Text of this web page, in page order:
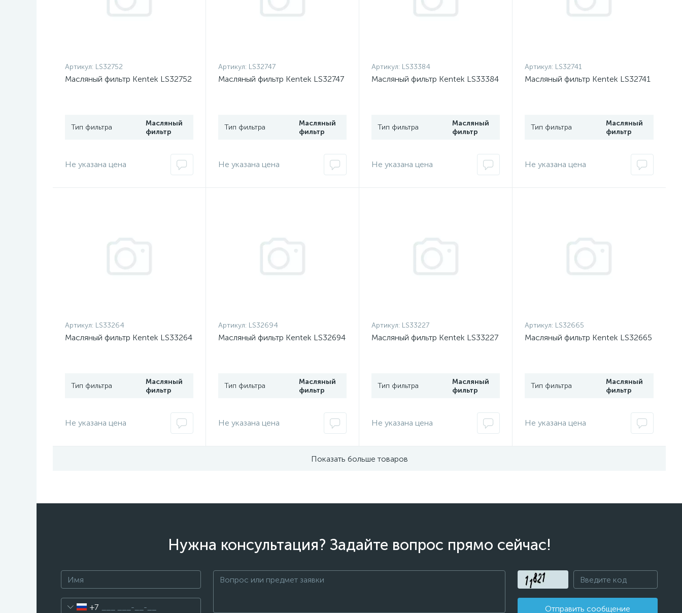
Артикул: LS32752
Масляный фильтр Kentek LS32752
Тип фильтра
Масляный
фильтр
Не указана цена
Артикул: LS32747
Масляный фильтр Kentek LS32747
Тип фильтра
Масляный
фильтр
Не указана цена
Артикул: LS33384
Масляный фильтр Kentek LS33384
Тип фильтра
Масляный
фильтр
Не указана цена
Артикул: LS32741
Масляный фильтр Kentek LS32741
Тип фильтра
Масляный
фильтр
Не указана цена
Артикул: LS33264
Масляный фильтр Kentek LS33264
Тип фильтра
Масляный
фильтр
Не указана цена
Артикул: LS32694
Масляный фильтр Kentek LS32694
Тип фильтра
Масляный
фильтр
Не указана цена
Артикул: LS33227
Масляный фильтр Kentek LS33227
Тип фильтра
Масляный
фильтр
Не указана цена
Артикул: LS32665
Масляный фильтр Kentek LS32665
Тип фильтра
Масляный
фильтр
Не указана цена
Показать больше товаров
Нужна консультация? Задайте вопрос прямо сейчас!
+7 Отправить сообщение